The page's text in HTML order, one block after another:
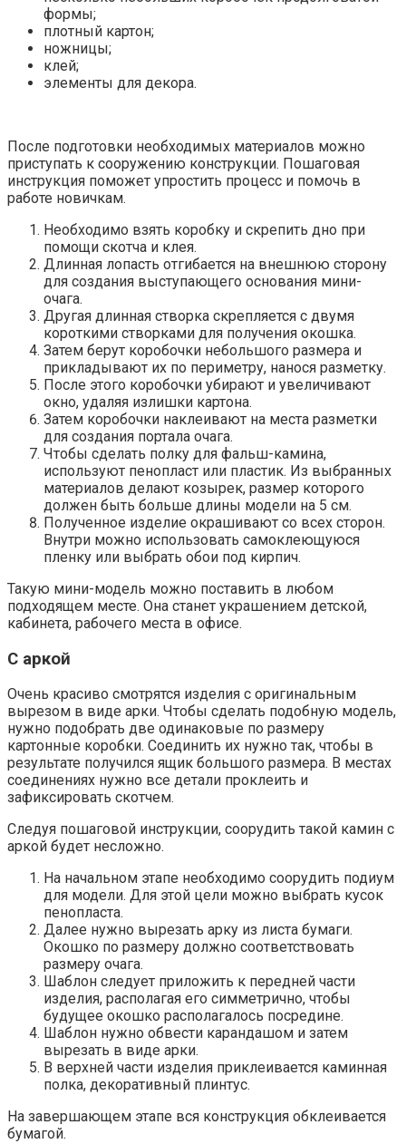
формы;
плотный картон;
ножницы;
клей;
элементы для декора.
После подготовки необходимых материалов можно
приступать к сооружению конструкции. Пошаговая
инструкция поможет упростить процесс и помочь в
работе новичкам.
Необходимо взять коробку и скрепить дно при
помощи скотча и клея.
Длинная лопасть отгибается на внешнюю сторону
для создания выступающего основания мини-
очага.
Другая длинная створка скрепляется с двумя
короткими створками для получения окошка.
Затем берут коробочки небольшого размера и
прикладывают их по периметру, нанося разметку.
После этого коробочки убирают и увеличивают
окно, удаляя излишки картона.
Затем коробочки наклеивают на места разметки
для создания портала очага.
Чтобы сделать полку для фальш-камина,
используют пенопласт или пластик. Из выбранных
материалов делают козырек, размер которого
должен быть больше длины модели на 5 см.
Полученное изделие окрашивают со всех сторон.
Внутри можно использовать самоклеющуюся
пленку или выбрать обои под кирпич.
Такую мини-модель можно поставить в любом
подходящем месте. Она станет украшением детской,
кабинета, рабочего места в офисе.
С аркой
Очень красиво смотрятся изделия с оригинальным
вырезом в виде арки. Чтобы сделать подобную модель,
нужно подобрать две одинаковые по размеру
картонные коробки. Соединить их нужно так, чтобы в
результате получился ящик большого размера. В местах
соединениях нужно все детали проклеить и
зафиксировать скотчем.
Следуя пошаговой инструкции, соорудить такой камин с
аркой будет несложно.
На начальном этапе необходимо соорудить подиум
для модели. Для этой цели можно выбрать кусок
пенопласта.
Далее нужно вырезать арку из листа бумаги.
Окошко по размеру должно соответствовать
размеру очага.
Шаблон следует приложить к передней части
изделия, располагая его симметрично, чтобы
будущее окошко располагалось посредине.
Шаблон нужно обвести карандашом и затем
вырезать в виде арки.
В верхней части изделия приклеивается каминная
полка, декоративный плинтус.
На завершающем этапе вся конструкция обклеивается
бумагой.